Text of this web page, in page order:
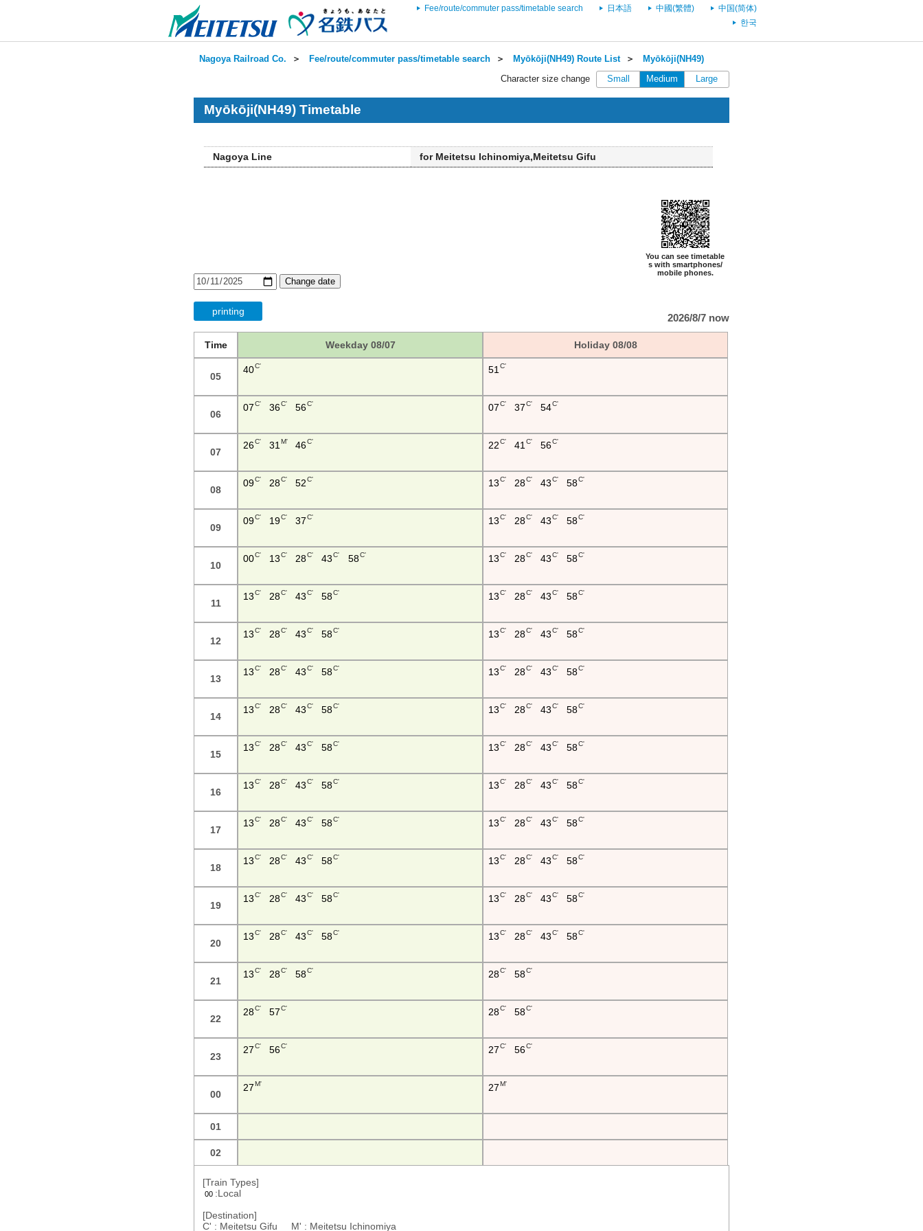
Fee/route/commuter pass/timetable search 日本語 中國(繁體)
中国(简体)
한국
Nagoya Railroad Co. ＞ Fee/route/commuter pass/timetable search ＞ Myōkōji(NH49) Route List＞ Myōkōji(NH49)
Character size change Small Medium Large
Myōkōji(NH49) Timetable
Nagoya Line for Meitetsu Ichinomiya,Meitetsu Gifu
You can see timetable
s with smartphones/
mobile phones.
Change date
printing
2026/8/7 now
Time Weekday 08/07 Holiday 08/08
05
40C' 51 C'
06
07C' 36C' 56C' 07C' 37C' 54C'
07
26C' 31 M' 46C' 22C' 41 C' 56C'
08
09C' 28C' 52 C' 13C' 28C' 43 C' 58C'
09
09C' 19C' 37 C' 13C' 28C' 43 C' 58C'
10
00C' 13C' 28C' 43 C' 58C' 13C' 28C' 43 C' 58C'
11
13C' 28C' 43 C' 58C' 13C' 28C' 43 C' 58C'
12
13C' 28C' 43 C' 58C' 13C' 28C' 43 C' 58C'
13
13C' 28C' 43 C' 58C' 13C' 28C' 43 C' 58C'
14
13C' 28C' 43 C' 58C' 13C' 28C' 43 C' 58C'
15
13C' 28C' 43 C' 58C' 13C' 28C' 43 C' 58C'
16
13C' 28C' 43 C' 58C' 13C' 28C' 43 C' 58C'
17
13C' 28C' 43 C' 58C' 13C' 28C' 43 C' 58C'
18
13C' 28C' 43 C' 58C' 13C' 28C' 43 C' 58C'
19
13C' 28C' 43 C' 58C' 13C' 28C' 43 C' 58C'
20
13C' 28C' 43 C' 58C' 13C' 28C' 43 C' 58C'
21
13C' 28C' 58C' 28C' 58C'
22
28C' 57C' 28C' 58C'
23
27C' 56C' 27C' 56C'
00
27M' 27M'
01
02
[Train Types]
00 :Local
[Destination]
C' : Meitetsu Gifu M' : Meitetsu Ichinomiya